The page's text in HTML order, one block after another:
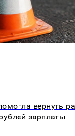
вернуть
зарплаты